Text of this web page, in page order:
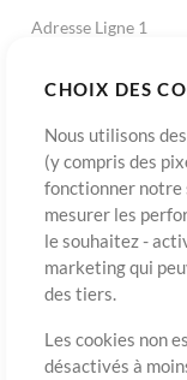
CHOIX DES
Nous utilisons
(y compris des
fonctionner notre
mesurer les
le souhaitez -
marketing qui
des tiers.
Les cookies non
désactivés à
Adresse Ligne 1
Ville
Pays